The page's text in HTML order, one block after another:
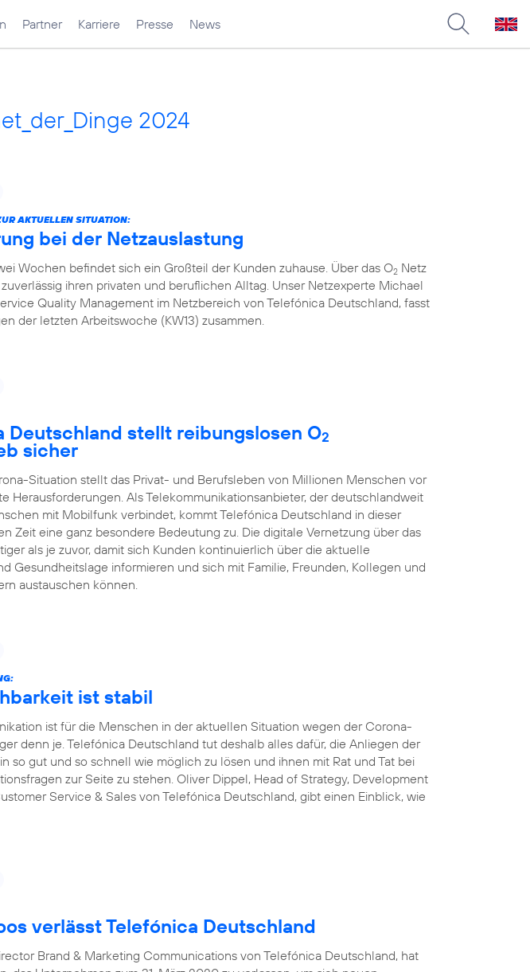
Partner Karriere Presse News
2024
AKTUELLEN SITUATION:
bei der Netzauslastung
Wochen befindet sich ein Großteil der Kunden zuhause. Über das O2 Netz
ihren privaten und beruflichen Alltag. Unser Netzexperte Michael
Quality Management im Netzbereich von Telefónica Deutschland, fasst
der letzten Arbeitswoche (KW13) zusammen.
Deutschland stellt reibungslosen O2
sicher
Situation stellt das Privat- und Berufsleben von Millionen Menschen vor
Herausforderungen. Als Telekommunikationsanbieter, der deutschlandweit
mit Mobilfunk verbindet, kommt Telefónica Deutschland in dieser
Zeit eine ganz besondere Bedeutung zu. Die digitale Vernetzung über das
als je zuvor, damit sich Kunden kontinuierlich über die aktuelle
Gesundheitslage informieren und sich mit Familie, Freunden, Kollegen und
austauschen können.
ist stabil
ist für die Menschen in der aktuellen Situation wegen der Corona-
denn je. Telefónica Deutschland tut deshalb alles dafür, die Anliegen der
so gut und so schnell wie möglich zu lösen und ihnen mit Rat und Tat bei
zur Seite zu stehen. Oliver Dippel, Head of Strategy, Development
Service & Sales von Telefónica Deutschland, gibt einen Einblick, wie
verlässt Telefónica Deutschland
Brand & Marketing Communications von Telefónica Deutschland, hat